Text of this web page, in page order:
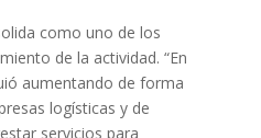
como uno de los
de la actividad. “En
aumentando de forma
logísticas y de
servicios para